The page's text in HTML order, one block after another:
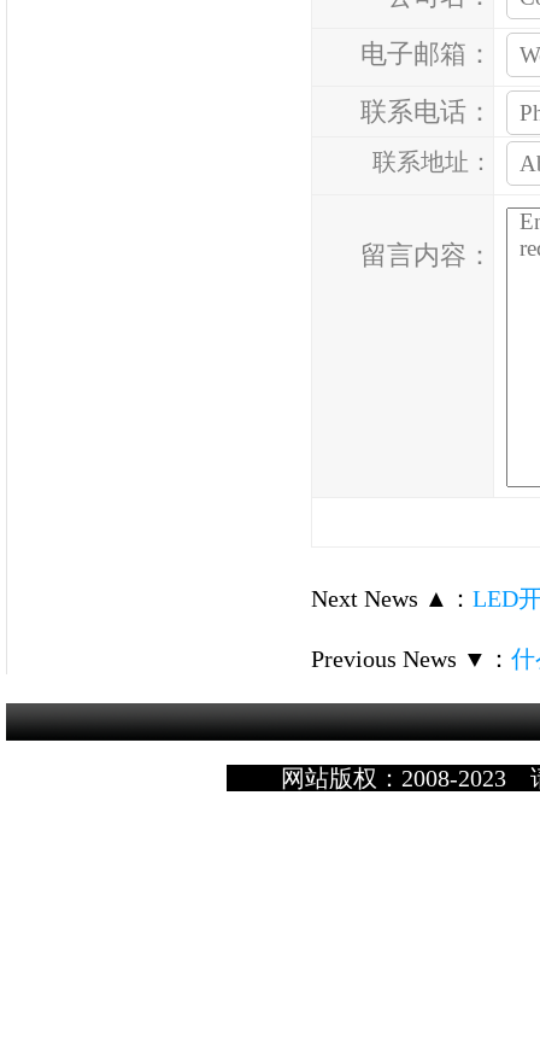
电子邮箱：
联系电话：
联系地址：
留言内容：
Next News ▲ ： LED
Previous News ▼ ： 什
网站版权：2008-2023